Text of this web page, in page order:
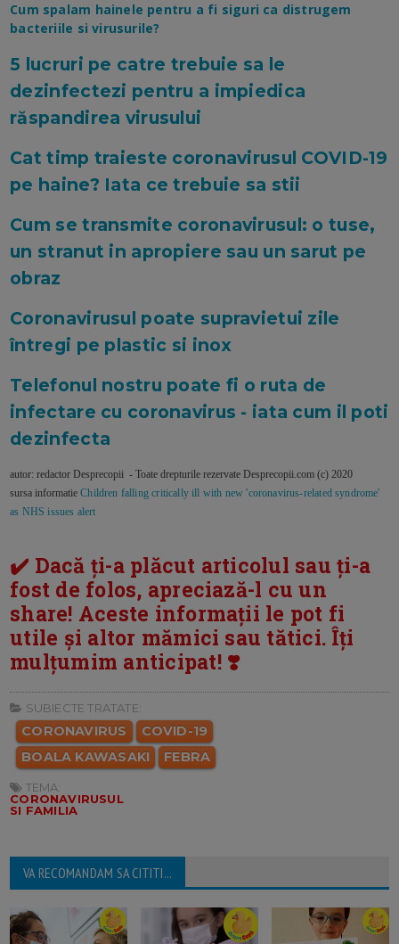
Cum spalam hainele pentru a fi siguri ca distrugem
bacteriile si virusurile?
5 lucruri pe catre trebuie sa le
dezinfectezi pentru a impiedica
răspandirea virusului
Cat timp traieste coronavirusul COVID-19
pe haine? Iata ce trebuie sa stii
Cum se transmite coronavirusul: o tuse,
un stranut in apropiere sau un sarut pe
obraz
Coronavirusul poate supravietui zile
întregi pe plastic si inox
Telefonul nostru poate fi o ruta de
infectare cu coronavirus - iata cum il poti
dezinfecta
autor: redactor Desprecopii - Toate drepturile rezervate Desprecopii.com (c) 2020
sursa informatieChildren falling critically ill with new 'coronavirus-related syndrome'
as NHS issues alert
✔️ Dacă ți-a plăcut articolul sau ți-a
fost de folos, apreciază-l cu un
share! Aceste informații le pot fi
utile și altor mămici sau tătici. Îți
mulțumim anticipat! ❣️
SUBIECTE TRATATE:
CORONAVIRUS
COVID-19
BOALA KAWASAKI
FEBRA
TEMA:
CORONAVIRUSUL
SI FAMILIA
VA RECOMANDAM SA CITITI...